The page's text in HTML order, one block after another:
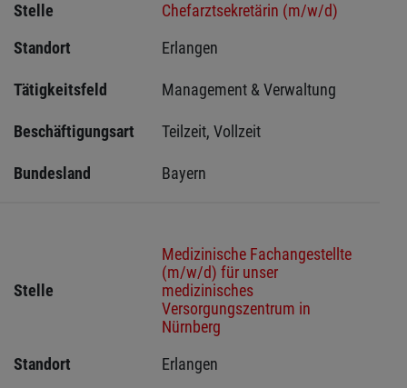
Stelle
Chefarztsekretärin (m/w/d)
Standort
Erlangen
Tätigkeitsfeld Management & Verwaltung
Beschäftigungsart Teilzeit, Vollzeit
Bundesland Bayern
Stelle
Medizinische Fachangestellte
(m/w/d) für unser
medizinisches
Versorgungszentrum in
Nürnberg
Standort
Erlangen